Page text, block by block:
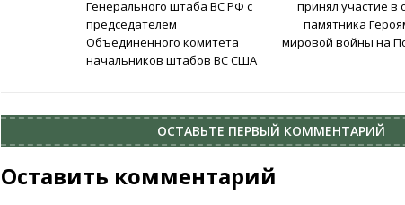
Генерального штаба ВС РФ с
председателем
Объединенного комитета
начальников штабов ВС США
принял участие в
памятника
мировой войны на
ОСТАВЬТЕ ПЕРВЫЙ КОММЕНТАРИЙ
Оставить комментарий